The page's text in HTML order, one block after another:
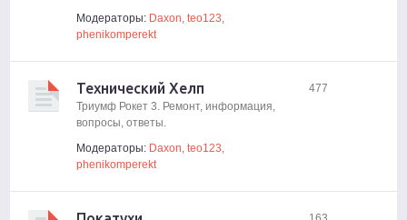
Модераторы: Daxon,teo123,
phenikomperekt
Технический Хелп
Триумф Рокет 3. Ремонт, информация,
вопросы, ответы.
Модераторы: Daxon,teo123,
phenikomperekt
477